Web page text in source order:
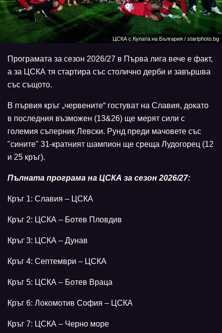
ЦСКА с Купата на България / startphoto.bg
Програмата за сезон 2026/27 в Първа лига вече е факт,
а за ЦСКА тя стартира със столично дерби и завършва
със същото.
В първия кръг „червените“ гостуват на Славия, докато
в последния възможен (13&26) ще мерят сили с
големия съперник Левски. Рунд преди мачовете със
"сините" 31-кратният шампион ще среща Лудогорец (12
и 25 кръг).
Пълната програма на ЦСКА за сезон 2026/27:
Кръг 1: Славия – ЦСКА
Кръг 2: ЦСКА – Ботев Пловдив
Кръг 3: ЦСКА – Дунав
Кръг 4: Септември – ЦСКА
Кръг 5: ЦСКА – Ботев Враца
Кръг 6: Локомотив София – ЦСКА
Кръг 7: ЦСКА – Черно море